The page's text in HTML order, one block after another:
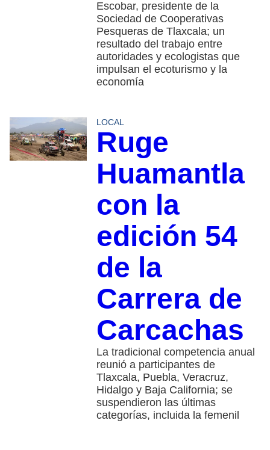
Escobar, presidente de la
Sociedad de Cooperativas
Pesqueras de Tlaxcala; un
resultado del trabajo entre
autoridades y ecologistas que
impulsan el ecoturismo y la
economía
LOCAL
Ruge
Huamantla
con la
edición 54
de la
Carrera de
Carcachas
La tradicional competencia anual
reunió a participantes de
Tlaxcala, Puebla, Veracruz,
Hidalgo y Baja California; se
suspendieron las últimas
categorías, incluida la femenil